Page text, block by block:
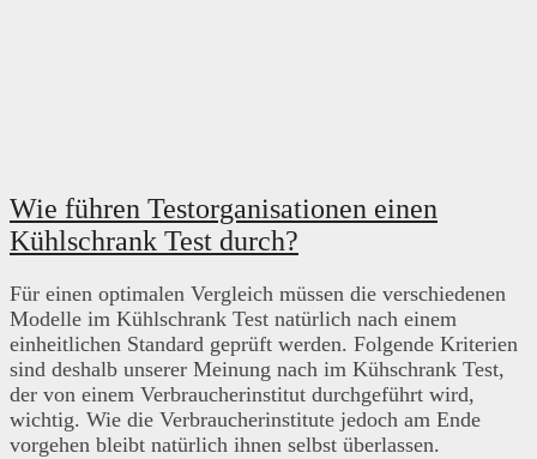
Wie führen Testorganisationen einen
Kühlschrank Test durch?
Für einen optimalen Vergleich müssen die verschiedenen
Modelle im Kühlschrank Test natürlich nach einem
einheitlichen Standard geprüft werden. Folgende Kriterien
sind deshalb unserer Meinung nach im Kühschrank Test,
der von einem Verbraucherinstitut durchgeführt wird,
wichtig. Wie die Verbraucherinstitute jedoch am Ende
vorgehen bleibt natürlich ihnen selbst überlassen.